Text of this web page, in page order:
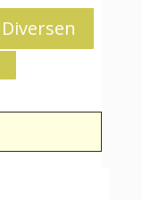
Diversen